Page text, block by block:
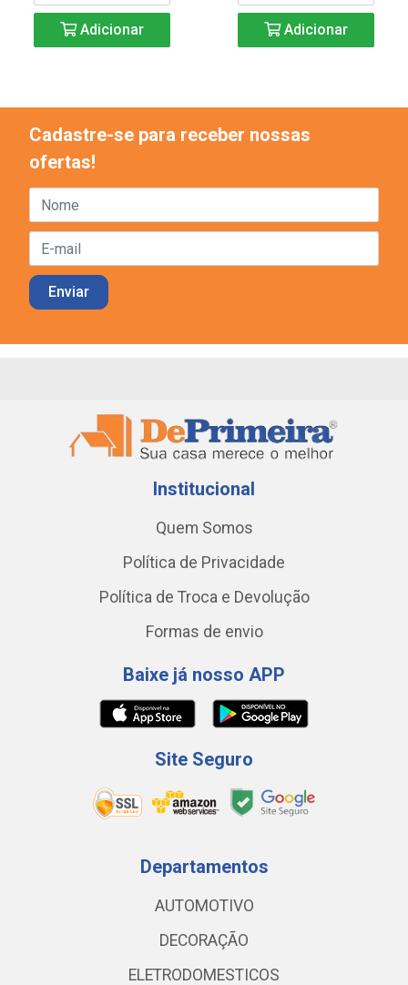
Adicionar Adicionar
Cadastre-se para receber nossas
ofertas!
Institucional
Quem Somos
Política de Privacidade
Política de Troca e Devolução
Formas de envio
Baixe já nosso APP
Site Seguro
Departamentos
AUTOMOTIVO
DECORAÇÃO
ELETRODOMESTICOS